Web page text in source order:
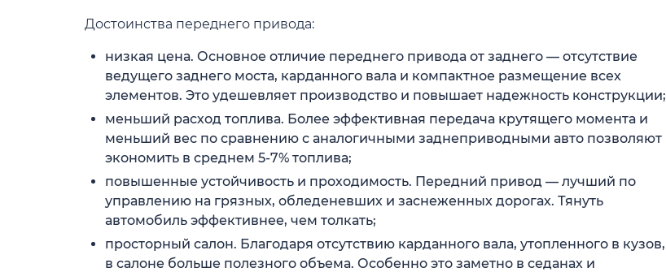
Достоинства переднего привода:
низкая цена. Основное отличие переднего привода от заднего — отсутствие
ведущего заднего моста, карданного вала и компактное размещение всех
элементов. Это удешевляет производство и повышает надежность конструкции;
меньший расход топлива. Более эффективная передача крутящего момента и
меньший вес по сравнению с аналогичными заднеприводными авто позволяют
экономить в среднем 5-7% топлива;
повышенные устойчивость и проходимость. Передний привод — лучший по
управлению на грязных, обледеневших и заснеженных дорогах. Тянуть
автомобиль эффективнее, чем толкать;
просторный салон. Благодаря отсутствию карданного вала, утопленного в кузов,
в салоне больше полезного объема. Особенно это заметно в седанах и